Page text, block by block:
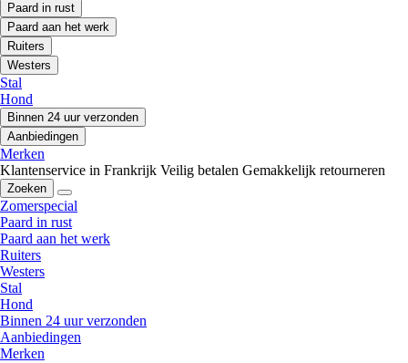
Paard in rust
Paard aan het werk
Ruiters
Westers
Stal
Hond
Binnen 24 uur verzonden
Aanbiedingen
Merken
Klantenservice in Frankrijk Veilig betalen Gemakkelijk retourneren
Zoeken
Zomerspecial
Paard in rust
Paard aan het werk
Ruiters
Westers
Stal
Hond
Binnen 24 uur verzonden
Aanbiedingen
Merken